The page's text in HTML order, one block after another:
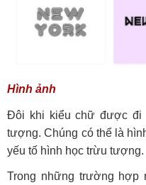
Hình ảnh
Đôi khi kiểu chữ được đi
tượng. Chúng có thể là
yếu tố hình học trừu tượng.
Trong những trường hợp